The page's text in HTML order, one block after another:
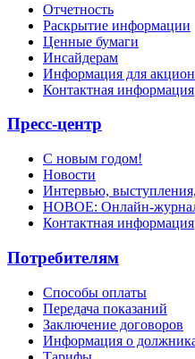
Отчетность
Раскрытие информации
Ценные бумаги
Инсайдерам
Информация для
Контактная информация
Пресс-центр
С новым годом!
Новости
Интервью,
НОВОЕ: Онлайн-
Контактная информация
Потребителям
Способы оплаты
Передача показаний
Заключение договоров
Информация о